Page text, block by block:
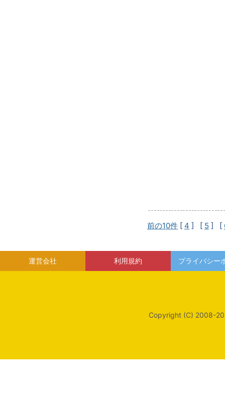
前の10件 [ 4 ] [ 5 ] [
運営会社 利用規約 プライバシー
Copyright (C) 2008-